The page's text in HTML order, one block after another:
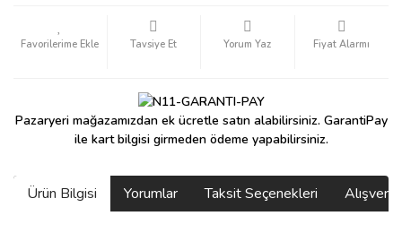
Tavsiye Et Yorum Yaz Fiyat Alarmı
Pazaryeri mağazamızdan ek ücretle satın alabilirsiniz. GarantiPay
ile kart bilgisi girmeden ödeme yapabilirsiniz.
Ürün Bilgisi Yorumlar Taksit Seçenekleri